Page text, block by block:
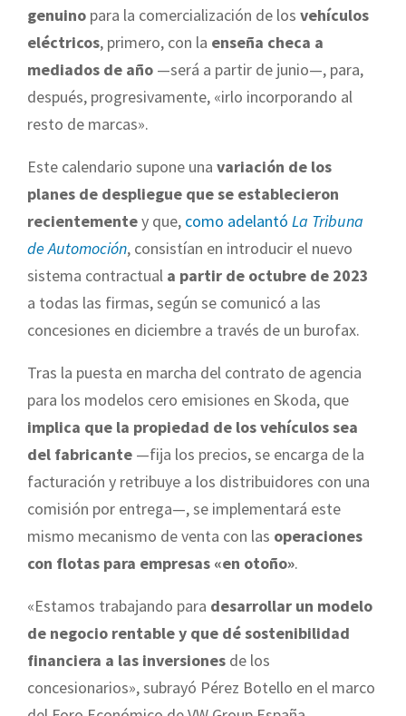
genuino para la comercialización de los vehículos
eléctricos, primero, con la enseña checa a
mediados de año —será a partir de junio—, para,
después, progresivamente, «irlo incorporando al
resto de marcas».
Este calendario supone una variación de los
planes de despliegue que se establecieron
recientementey que, como adelantó La Tribuna
de Automoción, consistían en introducir el nuevo
sistema contractual a partir de octubre de 2023
a todas las firmas, según se comunicó a las
concesiones en diciembre a través de un burofax.
Tras la puesta en marcha del contrato de agencia
para los modelos cero emisiones en Skoda, que
implica que la propiedad de los vehículos sea
del fabricante —fija los precios, se encarga de la
facturación y retribuye a los distribuidores con una
comisión por entrega—, se implementará este
mismo mecanismo de venta con las operaciones
con flotas para empresas «en otoño».
«Estamos trabajando para desarrollar un modelo
de negocio rentable y que dé sostenibilidad
financiera a las inversiones de los
concesionarios», subrayó Pérez Botello en el marco